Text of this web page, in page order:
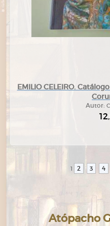
EMILIO CELEIRO.
Autor:
1 2 3 4
Atópacho